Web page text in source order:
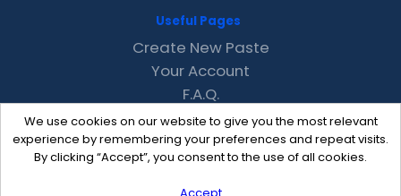
We use cookies on our website to give you the most relevant
experience by remembering your preferences and repeat visits.
By clicking “Accept”, you consent to the use of all cookies.
Useful Pages
Create New Paste
Your Account
F.A.Q.
Recent
Contact